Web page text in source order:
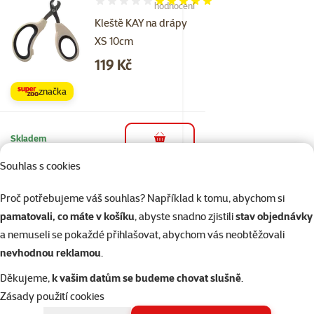
Souhlas s cookies
Proč potřebujeme váš souhlas? Například k tomu, abychom si
pamatovali, co máte v košíku, abyste snadno zjistilistav objednávky
a nemuseli se pokaždé přihlašovat, abychom vás neobtěžovali
nevhodnou reklamou.
Děkujeme,k vašim datům se budeme chovat slušně.
Zásady použití cookies
Kleště KAY na drápy
XS 10cm
Hodnocení 100%, počet hodnocení: 5
hodnocení
Cena
119 Kč
značka
Skladem do košíku
Pochoutka pro
zdravé zuby Beaphar
Cat-A-Dent Bits 35 g
Hodnocení 90%, počet hodnocení: 2
hodnocení
Cena
69 Kč
značka